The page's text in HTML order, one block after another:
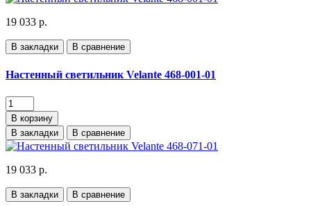
19 033 р.
В закладки В сравнение
Настенный светильник Velante 468-001-01
В корзину
В закладки
В сравнение
19 033 р.
В закладки В сравнение